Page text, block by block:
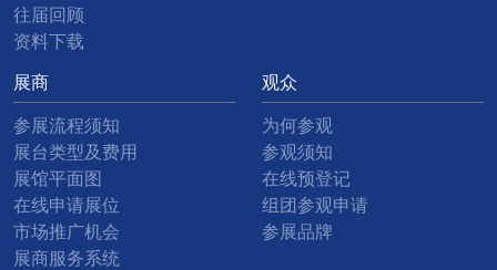
往届回顾
资料下载
展商
参展流程须知
展台类型及费用
展馆平面图
在线申请展位
市场推广机会
展商服务系统
观众
为何参观
参观须知
在线预登记
组团参观申请
参展品牌